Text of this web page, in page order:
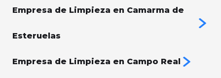
Empresa de Limpieza en Camarma de
Esteruelas
Empresa de Limpieza en Campo Real